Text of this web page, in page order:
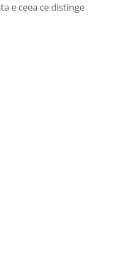
e ceea ce distinge